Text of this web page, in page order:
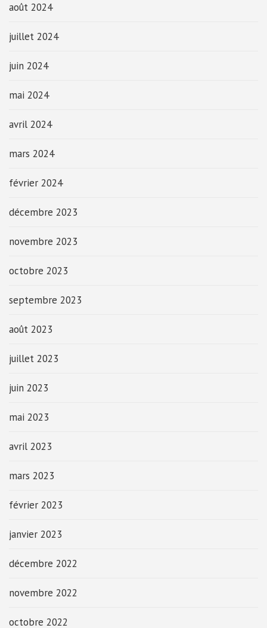
août 2024
juillet 2024
juin 2024
mai 2024
avril 2024
mars 2024
février 2024
décembre 2023
novembre 2023
octobre 2023
septembre 2023
août 2023
juillet 2023
juin 2023
mai 2023
avril 2023
mars 2023
février 2023
janvier 2023
décembre 2022
novembre 2022
octobre 2022